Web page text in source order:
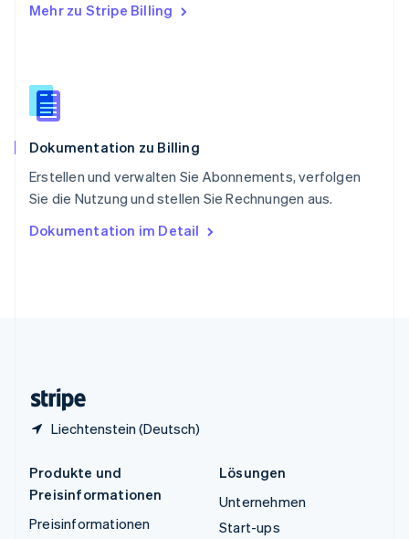
Mehr zu Stripe Billing
Dokumentation zu Billing
Erstellen und verwalten Sie Abonnements, verfolgen
Sie die Nutzung und stellen Sie Rechnungen aus.
Dokumentation im Detail
Liechtenstein (Deutsch)
Slowenien
English
Spanien
Thailand
Tschechische Republik
English
English
Produkte und
Preisinformationen
Preisinformationen
Lösungen
Unternehmen
Start-ups